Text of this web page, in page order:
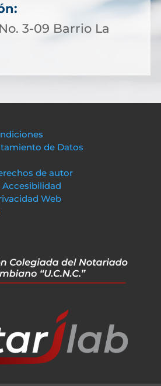
3-09 Barrio La
de Datos
de autor
Accesibilidad
Web